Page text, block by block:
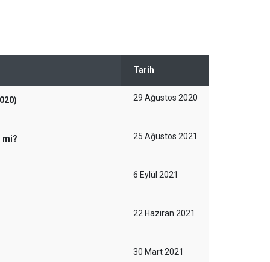
Tarih
29 Ağustos 2020
mi? 25 Ağustos 2021
6 Eylül 2021
22 Haziran 2021
30 Mart 2021